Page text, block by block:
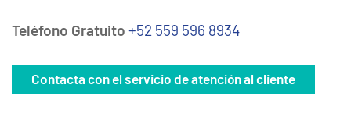
Teléfono Gratuito +52 559 596 8934
Contacta con el servicio de atención al cliente